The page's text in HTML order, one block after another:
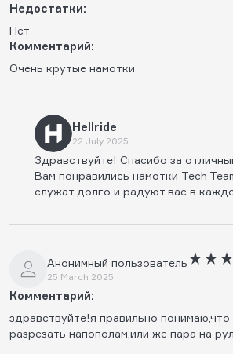
Недостатки:
Нет
Комментарий:
Очень крутые намотки
Hellride
22 July 2025
Здравствуйте! Спасибо за
Вам понравились намотки Tech
служат долго и радуют вас в
Анонимный пользователь
25 March 2025
Комментарий:
здравствуйте!я правильно
разрезать напополам,или же пара на